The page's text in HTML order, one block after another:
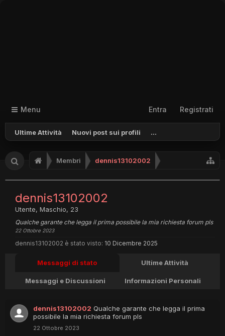
Menu
Ultime Attività Nuovi post sui profili ...
Entra Registrati
Membri dennis13102002
dennis13102002
Utente, Maschio, 23
Qualche garante che legga il prima possibile la mia richiesta forum pls
22 Ottobre 2023
dennis13102002 è stato visto: 10 Dicembre 2025
Messaggi di stato Ultime Attività
Messaggi e Discussioni Informazioni Personali
dennis13102002 Qualche garante che legga il prima
possibile la mia richiesta forum pls
22 Ottobre 2023